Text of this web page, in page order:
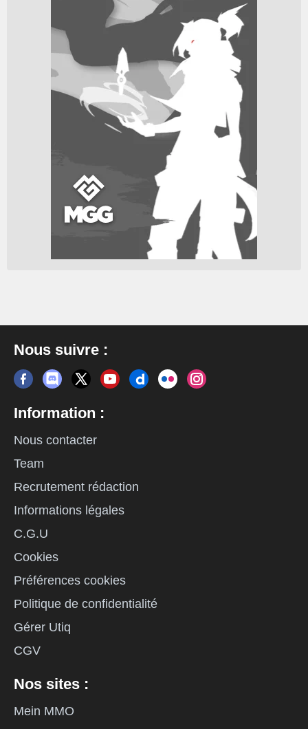
Nous suivre :
Information :
Nous contacter
Team
Recrutement rédaction
Informations légales
C.G.U
Cookies
Préférences cookies
Politique de confidentialité
Gérer Utiq
CGV
Nos sites :
Mein MMO